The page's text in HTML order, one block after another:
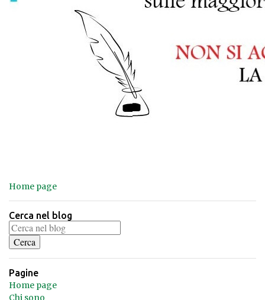
Home page
Cerca nel blog
Pagine
Home page
Chi sono